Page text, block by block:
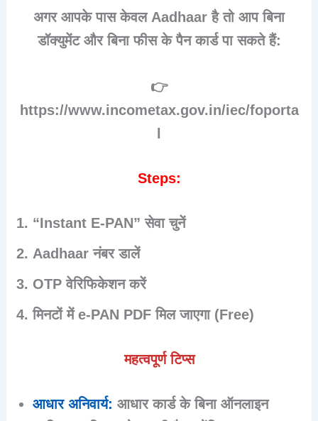
अगर आपके पास केवल Aadhaar है तो आप बिना
डॉक्युमेंट और बिना फीस के पैन कार्ड पा सकते हैं:
👉
https://www.incometax.gov.in/iec/foporta
Steps:
“Instant E-PAN” सेवा चुनें
Aadhaar नंबर डालें
OTP वेरिफिकेशन करें
मिनटों में e-PAN PDF मिल जाएगा (Free)
महत्वपूर्ण टिप्स
आधार अनिवार्य: आधार कार्ड के बिना ऑनलाइन